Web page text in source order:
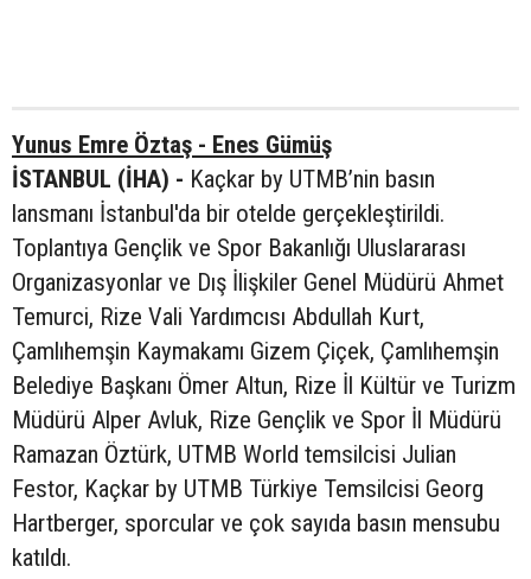
Yunus Emre Öztaş - Enes Gümüş
İSTANBUL (İHA) - Kaçkar by UTMB’nin basın
lansmanı İstanbul'da bir otelde gerçekleştirildi.
Toplantıya Gençlik ve Spor Bakanlığı Uluslararası
Organizasyonlar ve Dış İlişkiler Genel Müdürü Ahmet
Temurci, Rize Vali Yardımcısı Abdullah Kurt,
Çamlıhemşin Kaymakamı Gizem Çiçek, Çamlıhemşin
Belediye Başkanı Ömer Altun, Rize İl Kültür ve Turizm
Müdürü Alper Avluk, Rize Gençlik ve Spor İl Müdürü
Ramazan Öztürk, UTMB World temsilcisi Julian
Festor, Kaçkar by UTMB Türkiye Temsilcisi Georg
Hartberger, sporcular ve çok sayıda basın mensubu
katıldı.